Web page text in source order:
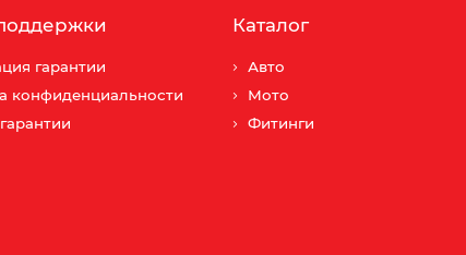
гарантии
конфиденциальности
Каталог
Авто
Мото
Фитинги